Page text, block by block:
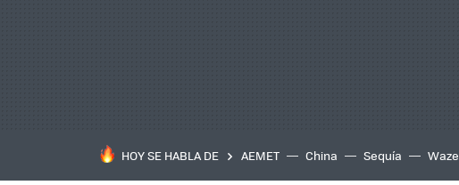
HOY SE HABLA DE AEMET China Sequía Waze